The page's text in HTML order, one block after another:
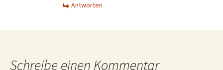
Antworten
Schreibe einen Kommentar